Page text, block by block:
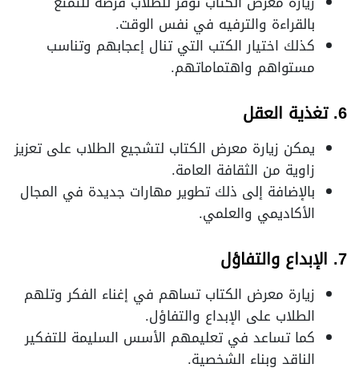
بالقراءة والترفيه في نفس الوقت.
كذلك اختيار الكتب التي تنال إعجابهم وتناسب
مستواهم واهتماماتهم.
6. تغذية العقل
يمكن زيارة معرض الكتاب لتشجيع الطلاب على تعزيز
زاوية من الثقافة العامة.
بالإضافة إلى ذلك تطوير مهارات جديدة في المجال
الأكاديمي والعلمي.
7. الإبداع والتفاؤل
زيارة معرض الكتاب تساهم في إغناء الفكر وتلهم
الطلاب على الإبداع والتفاؤل.
كما تساعد في تعليمهم الأسس السليمة للتفكير
الناقد وبناء الشخصية.